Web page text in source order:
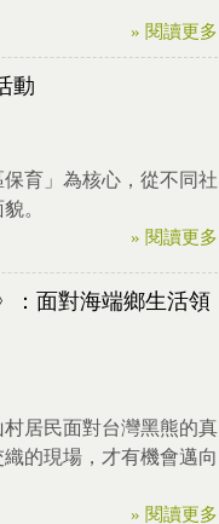
» 閱讀更多
動
育」為核心，從不同社
。
» 閱讀更多
：面對海端鄉生活領
居民面對台灣黑熊的真
的現場，才有機會邁向
» 閱讀更多